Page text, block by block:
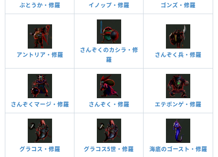
ぶとうか・修羅 イノップ・修羅 ゴンズ・修羅
アントリア・修羅
さんぞくのカシラ・修
羅
さんぞく兵・修羅
さんぞくマージ・修羅 さんぞく・修羅 エテポンゲ・修羅
グラコス・修羅 グラコス5世・修羅 海底のゴースト・修羅